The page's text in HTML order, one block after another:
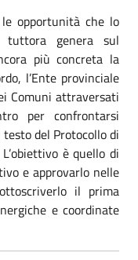
opportunità che lo
tuttora genera sul
più concreta la
l’Ente provinciale
Comuni attraversati
per confrontarsi
del Protocollo di
è quello di
e approvarlo nelle
il prima
e coordinate